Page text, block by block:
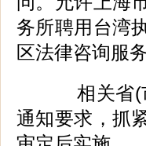
务所聘用台湾
区法律咨询服务
相关省(市
通知要求，抓